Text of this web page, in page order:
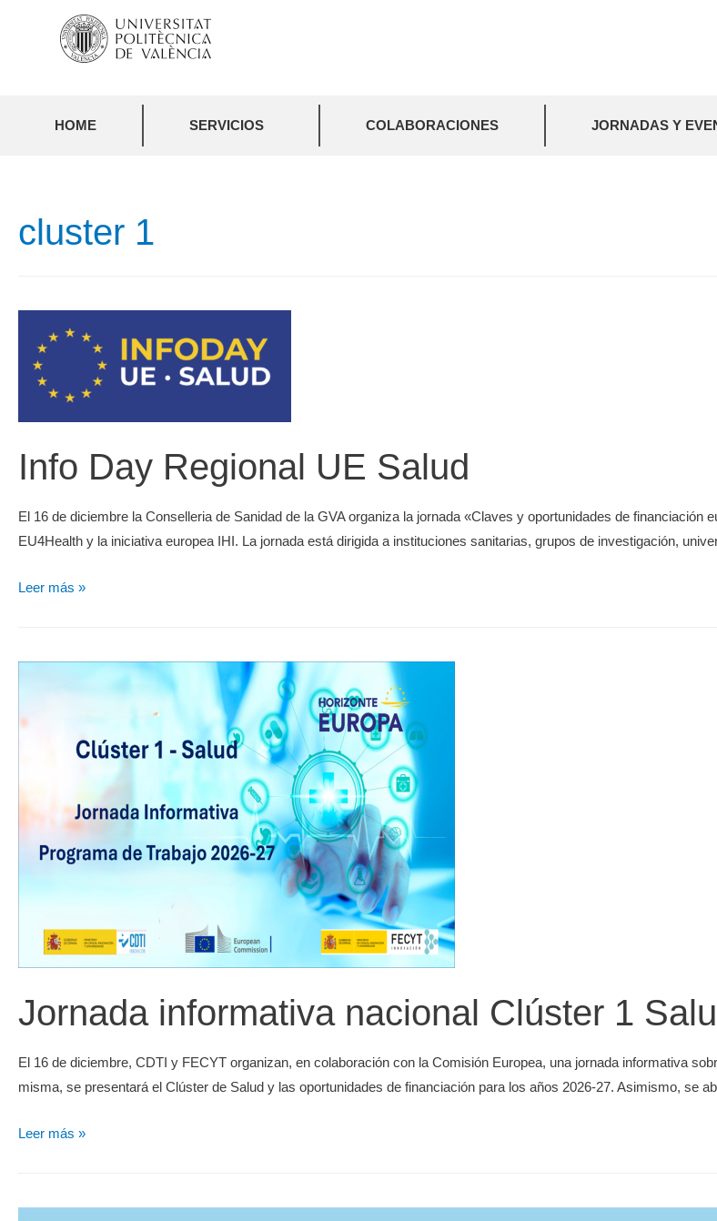
HOME SERVICIOS COLABORACIONES JORNADAS Y
cluster 1
Info Day Regional UE Salud
El 16 de diciembre la Conselleria de Sanidad de la GVA organiza la jornada «Claves y oportunidades de
EU4Health y la iniciativa europea IHI. La jornada está dirigida a instituciones sanitarias, grupos de investigación,
Leer más »
Jornada informativa nacional Clúster 1
El 16 de diciembre, CDTI y FECYT organizan, en colaboración con la Comisión Europea, una jornada informativa
misma, se presentará el Clúster de Salud y las oportunidades de financiación para los años 2026-27. Asimismo, se
Leer más »